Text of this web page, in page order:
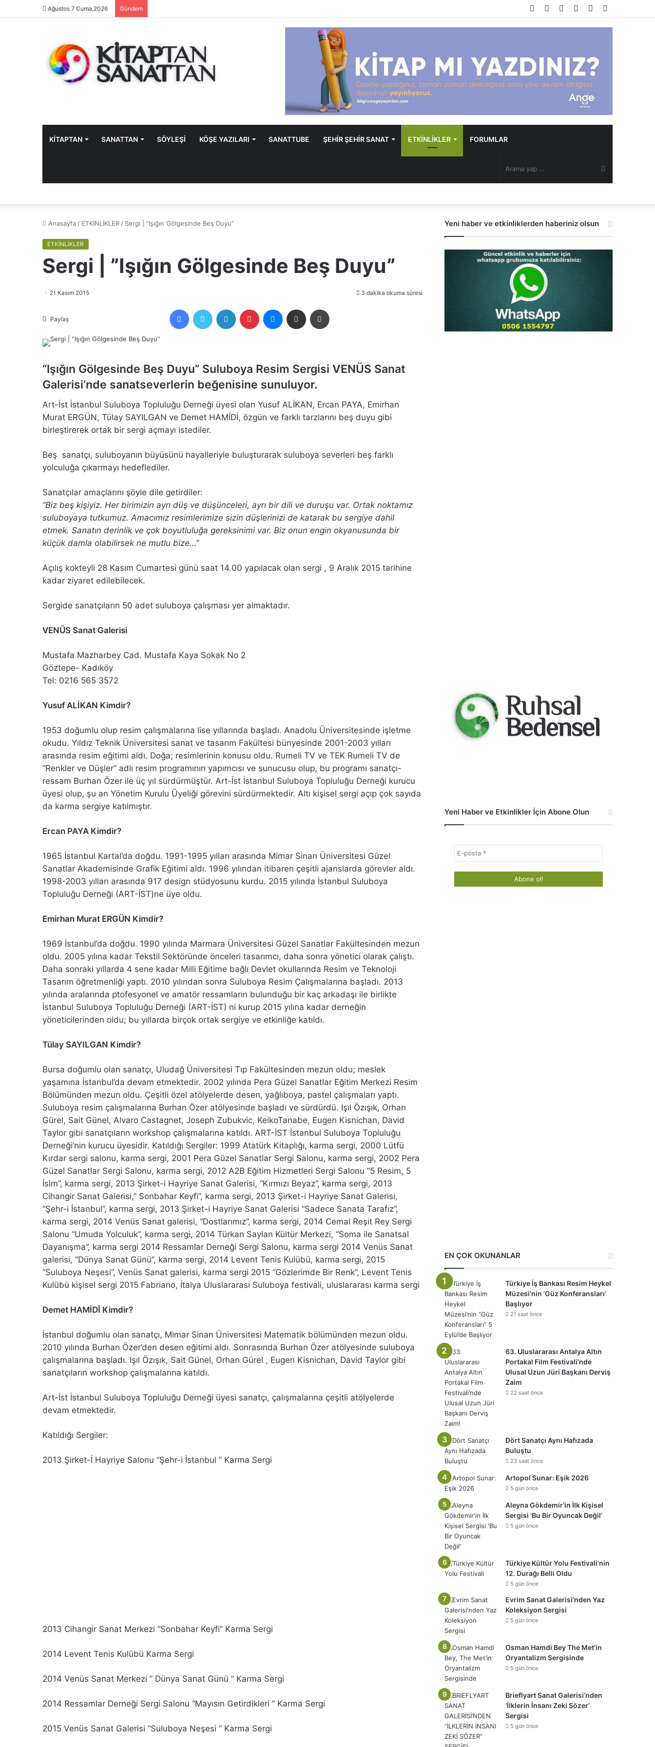
Ağustos 7 Cuma,2026 Gündem
Bölmesi
Rastgele
Makale
Instagram
YouTube
Twitter
Facebook
KİTAPTAN SANATTAN SÖYLEŞİ KÖŞE YAZILARI SANATTUBE ŞEHİR ŞEHİR SANAT ETKİNLİKLER FORUMLAR
Arama
...
Anasayfa / ETKİNLİKLER / Sergi | ”Işığın Gölgesinde Beş Duyu”
ETKİNLİKLER
Sergi | ”Işığın Gölgesinde Beş Duyu”
21 Kasım 2015 3 dakika okuma süresi
Paylaş
FacebookTwitter LinkedIn Pinterest MessengerE-Posta ile paylaş
“Işığın Gölgesinde Beş Duyu” Suluboya Resim Sergisi VENÜS Sanat
Galerisi’nde sanatseverlerin beğenisine sunuluyor.
Art-İst İstanbul Suluboya Topluluğu Derneği üyesi olan Yusuf ALİKAN, Ercan PAYA, Emirhan
Murat ERGÜN, Tülay SAYILGAN ve Demet HAMİDİ, özgün ve farklı tarzlarını beş duyu gibi
birleştirerek ortak bir sergi açmayı istediler.
Beş sanatçı, suluboyanın büyüsünü hayalleriyle buluşturarak suluboya severleri beş farklı
yolculuğa çıkarmayı hedeflediler.
Sanatçılar amaçlarını şöyle dile getirdiler:
“Biz beş kişiyiz. Her birimizin ayrı düş ve düşünceleri, ayrı bir dili ve duruşu var. Ortak noktamız
suluboyaya tutkumuz. Amacımız resimlerimize sizin düşlerinizi de katarak bu sergiye dahil
etmek. Sanatın derinlik ve çok boyutluluğa gereksinimi var. Biz onun engin okyanusunda bir
küçük damla olabilirsek ne mutlu bize…”
Açılış kokteyli 28 Kasım Cumartesi günü saat 14.00 yapılacak olan sergi , 9 Aralık 2015 tarihine
kadar ziyaret edilebilecek.
Sergide sanatçıların 50 adet suluboya çalışması yer almaktadır.
VENÜS Sanat Galerisi
Mustafa Mazharbey Cad. Mustafa Kaya Sokak No 2
Göztepe- Kadıköy
Tel: 0216 565 3572
Yusuf ALİKAN Kimdir?
1953 doğumlu olup resim çalışmalarına lise yıllarında başladı. Anadolu Üniversitesinde işletme
okudu. Yıldız Teknik Üniversitesi sanat ve tasarım Fakültesi bünyesinde 2001-2003 yılları
arasında resim eğitimi aldı. Doğa; resimlerinin konusu oldu. Rumeli TV ve TEK Rumeli TV de
“Renkler ve Düşler” adlı resim programının yapımcısı ve sunucusu olup, bu programı sanatçı-
ressam Burhan Özer ile üç yıl sürdürmüştür. Art-İst İstanbul Suluboya Topluluğu Derneği kurucu
üyesi olup, şu an Yönetim Kurulu Üyeliği görevini sürdürmektedir. Altı kişisel sergi açıp çok sayıda
da karma sergiye katılmıştır.
Ercan PAYA Kimdir?
1965 İstanbul Kartal’da doğdu. 1991-1995 yılları arasında Mimar Sinan Üniversitesi Güzel
Sanatlar Akademisinde Grafik Eğitimi aldı. 1996 yılından itibaren çeşitli ajanslarda görevler aldı.
1998-2003 yılları arasında 917 design stüdyosunu kurdu. 2015 yılında İstanbul Suluboya
Topluluğu Derneği (ART-İST)ne üye oldu.
Emirhan Murat ERGÜN Kimdir?
1969 İstanbul’da doğdu. 1990 yılında Marmara Üniversitesi Güzel Sanatlar Fakültesinden mezun
oldu. 2005 yılına kadar Tekstil Sektöründe önceleri tasarımcı, daha sonra yönetici olarak çalıştı.
Daha sonraki yıllarda 4 sene kadar Milli Eğitime bağlı Devlet okullarında Resim ve Teknoloji
Tasarım öğretmenliği yaptı. 2010 yılından sonra Suluboya Resim Çalışmalarına başladı. 2013
yılında aralarında ptofesyonel ve amatör ressamların bulunduğu bir kaç arkadaşı ile birlikte
İstanbul Suluboya Topluluğu Derneği (ART-İST) ni kurup 2015 yılına kadar derneğin
yöneticilerinden oldu; bu yıllarda birçok ortak sergiye ve etkinliğe katıldı.
Tülay SAYILGAN Kimdir?
Bursa doğumlu olan sanatçı, Uludağ Üniversitesi Tıp Fakültesinden mezun oldu; meslek
yaşamına İstanbul’da devam etmektedir. 2002 yılında Pera Güzel Sanatlar Eğitim Merkezi Resim
Bölümünden mezun oldu. Çeşitli özel atölyelerde desen, yağlıboya, pastel çalışmaları yaptı.
Suluboya resim çalışmalarına Burhan Özer atölyesinde başladı ve sürdürdü. Işıl Özışık, Orhan
Gürel, Sait Günel, Alvaro Castagnet, Joseph Zubukvic, KeikoTanabe, Eugen Kisnichan, David
Taylor gibi sanatçıların workshop çalışmalarına katıldı. ART-İST İstanbul Suluboya Topluluğu
Derneği’nin kurucu üyesidir. Katıldığı Sergiler: 1999 Atatürk Kitaplığı, karma sergi, 2000 Lütfü
Kırdar sergi salonu, karma sergi, 2001 Pera Güzel Sanatlar Sergi Salonu, karma sergi, 2002 Pera
Güzel Sanatlar Sergi Salonu, karma sergi, 2012 A2B Eğitim Hizmetleri Sergi Salonu “5 Resim, 5
İsim”, karma sergi, 2013 Şirket-i Hayriye Sanat Galerisi, “Kırmızı Beyaz”, karma sergi, 2013
Cihangir Sanat Galerisi,” Sonbahar Keyfi”, karma sergi, 2013 Şirket-i Hayriye Sanat Galerisi,
“Şehr-i İstanbul”, karma sergi, 2013 Şirket-i Hayriye Sanat Galerisi “Sadece Sanata Tarafız”,
karma sergi, 2014 Venüs Sanat galerisi, “Dostlarımız”, karma sergi, 2014 Cemal Reşit Rey Sergi
Salonu “Umuda Yolculuk”, karma sergi, 2014 Türkan Saylan Kültür Merkezi, “Soma ile Sanatsal
Dayanışma”, karma sergi 2014 Ressamlar Derneği Sergi Salonu, karma sergi 2014 Venüs Sanat
galerisi, “Dünya Sanat Günü”, karma sergi, 2014 Levent Tenis Kulübü, karma sergi, 2015
“Suluboya Neşesi”, Venüs Sanat galerisi, karma sergi 2015 “Gözlerimde Bir Renk”, Levent Tenis
Kulübü kişisel sergi 2015 Fabriano, İtalya Uluslararası Suluboya festivali, uluslararası karma sergi
Demet HAMİDİ Kimdir?
İstanbul doğumlu olan sanatçı, Mimar Sinan Üniversitesi Matematik bölümünden mezun oldu.
2010 yılında Burhan Özer’den desen eğitimi aldı. Sonrasında Burhan Özer atölyesinde suluboya
çalışmalarına başladı. Işıl Özışık, Sait Günel, Orhan Gürel , Eugen Kisnichan, David Taylor gibi
sanatçıların workshop çalışmalarına katıldı.
Art-İst İstanbul Suluboya Topluluğu Derneği üyesi sanatçı, çalışmalarına çeşitli atölyelerde
devam etmektedir.
Katıldığı Sergiler:
2013 Şirket-İ Hayriye Salonu “Şehr-i İstanbul ” Karma Sergi
2013 Cihangir Sanat Merkezi “Sonbahar Keyfi” Karma Sergi
2014 Levent Tenis Kulübü Karma Sergi
2014 Venüs Sanat Merkezi ” Dünya Sanat Günü ” Karma Sergi
2014 Ressamlar Derneği Sergi Salonu “Mayısın Getirdikleri ” Karma Sergi
2015 Venüs Sanat Galerisi “Suluboya Neşesi ” Karma Sergi
Yeni haber ve etkinliklerden haberiniz olsun
Yeni Haber ve Etkinlikler İçin Abone Olun
EN ÇOK OKUNANLAR
Türkiye İş Bankası Resim Heykel
Müzesi’nin ‘Güz Konferansları’
Başlıyor
21 saat önce
63. Uluslararası Antalya Altın
Portakal Film Festivali’nde
Ulusal Uzun Jüri Başkanı Derviş
Zaim
22 saat önce
Dört Sanatçı Aynı Hafızada
Buluştu
23 saat önce
Artopol Sunar: Eşik 2026
5 gün önce
Aleyna Gökdemir’in İlk Kişisel
Sergisi ‘Bu Bir Oyuncak Değil’
5 gün önce
Türkiye Kültür Yolu Festivali’nin
12. Durağı Belli Oldu
5 gün önce
Evrim Sanat Galerisi’nden Yaz
Koleksiyon Sergisi
5 gün önce
Osman Hamdi Bey The Met’in
Oryantalizm Sergisinde
5 gün önce
Brieflyart Sanat Galerisi’nden
‘İlklerin İnsanı Zeki Sözer’
Sergisi
5 gün önce